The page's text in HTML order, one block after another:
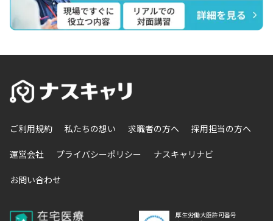
ご利用規約 私たちの想い 求職者の方へ 採用担当の方へ
運営会社 プライバシーポリシー ナスキャリナビ
お問い合わせ
厚生労働大臣許可番号